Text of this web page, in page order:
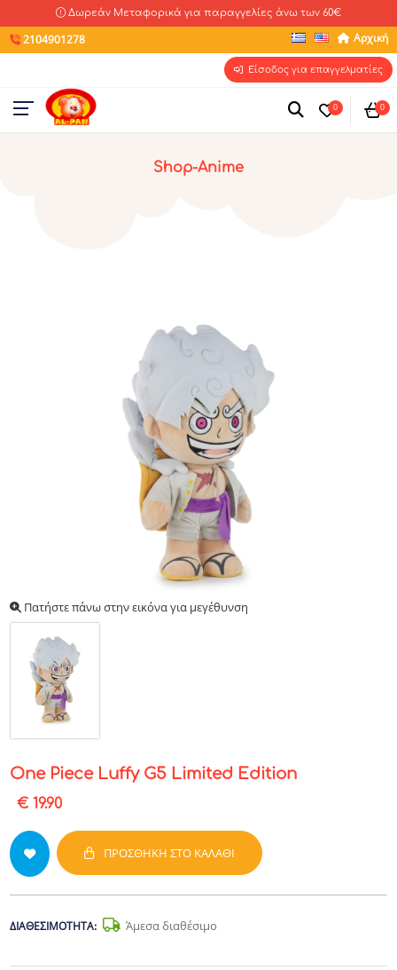
Δωρεάν Μεταφορικά για παραγγελίες άνω των 60€
Είσοδος για επαγγελματίες
2104901278 Αρχική
0 0
Shop-Anime
Πατήστε πάνω στην εικόνα για μεγέθυνση
One Piece Luffy G5 Limited Edition
€ 19.90
ΠΡΟΣΘΉΚΗ ΣΤΟ ΚΑΛΆΘΙ
ΔΙΑΘΕΣΙΜΌΤΗΤΑ: Άμεσα διαθέσιμο